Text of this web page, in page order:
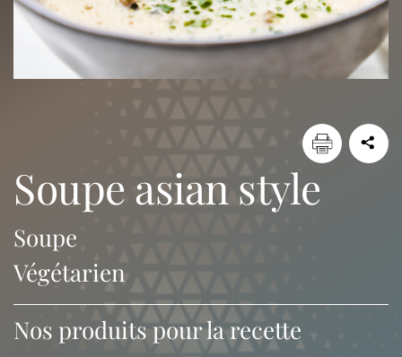
soupe asian style
Soupe
Végétarien
Nos produits pour la recette